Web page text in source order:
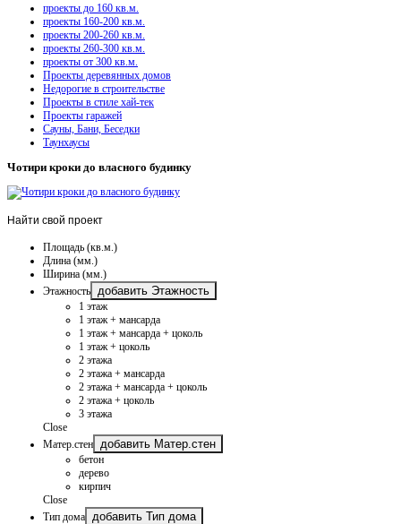
проекты до 160 кв.м.
проекты 160-200 кв.м.
проекты 200-260 кв.м.
проекты 260-300 кв.м.
проекты от 300 кв.м.
Проекты деревянных домов
Недорогие в строительстве
Проекты в стиле хай-тек
Проекты гаражей
Сауны, Бани, Беседки
Таунхаусы
Чотири кроки до власного будинку
Найти свой проект
Площадь (кв.м.)
Длина (мм.)
Ширина (мм.)
Этажность
добавить Этажность
1 этаж
1 этаж + мансарда
1 этаж + мансарда + цоколь
1 этаж + цоколь
2 этажа
2 этажа + мансарда
2 этажа + мансарда + цоколь
2 этажа + цоколь
3 этажа
Close
Матер.стен
добавить Матер.стен
бетон
дерево
кирпич
Close
Тип дома
добавить Тип дома